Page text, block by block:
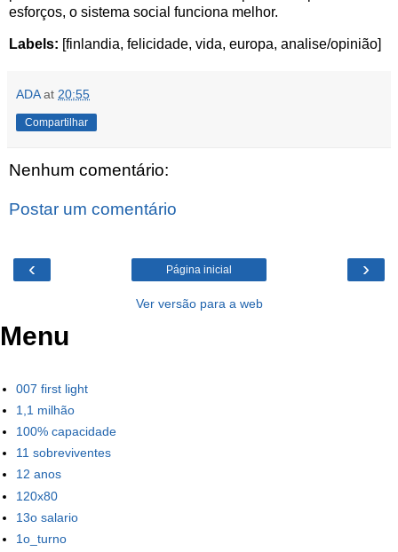
esforços, o sistema social funciona melhor.
Labels: [finlandia, felicidade, vida, europa, analise/opinião]
ADA at 20:55
Compartilhar
Nenhum comentário:
Postar um comentário
‹ ›
Página inicial
Ver versão para a web
Menu
007 first light
1,1 milhão
100% capacidade
11 sobreviventes
12 anos
120x80
13o salario
1o_turno